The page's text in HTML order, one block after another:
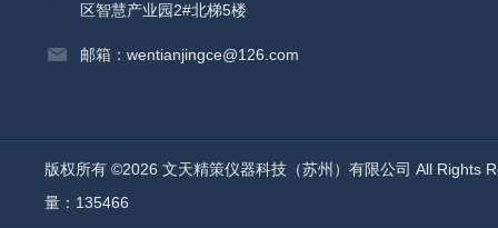
区智慧产业园2#北梯5楼
邮箱：wentianjingce@126.com
版权所有 ©2026 文天精策仪器科技（苏州）有限公司 All
量：135466